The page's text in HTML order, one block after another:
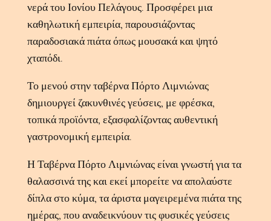
νερά του Ιονίου Πελάγους. Προσφέρει μια
καθηλωτική εμπειρία, παρουσιάζοντας
παραδοσιακά πιάτα όπως μουσακά και ψητό
χταπόδι.
Το μενού στην ταβέρνα Πόρτο Λιμνιώνας
δημιουργεί ζακυνθινές γεύσεις, με φρέσκα,
τοπικά προϊόντα, εξασφαλίζοντας αυθεντική
γαστρονομική εμπειρία.
Η Ταβέρνα Πόρτο Λιμνιώνας είναι γνωστή για τα
θαλασσινά της και εκεί μπορείτε να απολαύστε
δίπλα στο κύμα, τα άριστα μαγειρεμένα πιάτα της
ημέρας, που αναδεικνύουν τις φυσικές γεύσεις